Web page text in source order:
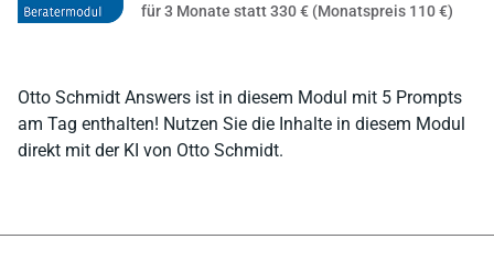
Otto Schmidt Answers ist in diesem Modul mit 5 Prompts
am Tag enthalten! Nutzen Sie die Inhalte in diesem Modul
direkt mit der KI von Otto Schmidt.
für 3 Monate statt 330 € (Monatspreis 110 €)